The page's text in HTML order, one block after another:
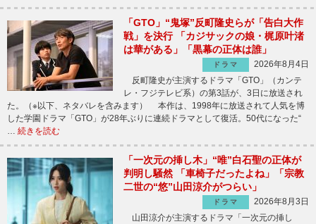
「GTO」“鬼塚”反町隆史らが「告白大作
戦」を決行 「カジサックの娘・梶原叶渚
は華がある」「黒幕の正体は誰」
ドラマ
2026年8月4日
反町隆史が主演するドラマ「GTO」（カンテ
レ・フジテレビ系）の第3話が、3日に放送され
た。（※以下、ネタバレを含みます） 本作は、1998年に放送されて人気を博
した学園ドラマ「GTO」が28年ぶりに連続ドラマとして復活。50代になった“
… 続きを読む
「一次元の挿し木」“唯”白石聖の正体が
判明し騒然 「車椅子だったよね」「宗教
二世の“悠”山田涼介がつらい」
ドラマ
2026年8月3日
山田涼介が主演するドラマ「一次元の挿し